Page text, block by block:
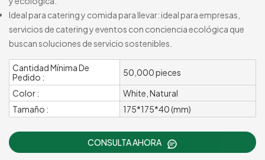
Ideal para catering y comida para llevar: ideal para empresas,
servicios de catering y eventos con conciencia ecológica que
buscan soluciones de servicio sostenibles.
Cantidad Mínima De
Pedido :
50,000 pieces
Color :
White, Natural
Tamaño :
175*175*40 (mm)
CONSULTA AHORA